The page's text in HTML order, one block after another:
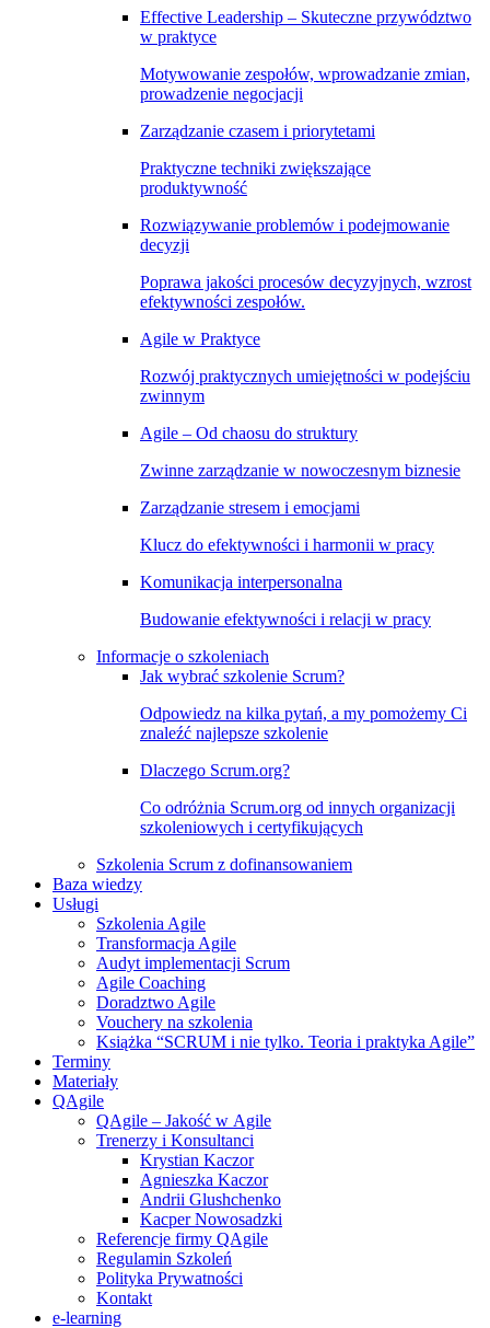
Effective Leadership – Skuteczne przywództwo
w praktyce
Motywowanie zespołów, wprowadzanie zmian,
prowadzenie negocjacji
Zarządzanie czasem i priorytetami
Praktyczne techniki zwiększające
produktywność
Rozwiązywanie problemów i podejmowanie
decyzji
Poprawa jakości procesów decyzyjnych, wzrost
efektywności zespołów.
Agile w Praktyce
Rozwój praktycznych umiejętności w podejściu
zwinnym
Agile – Od chaosu do struktury
Zwinne zarządzanie w nowoczesnym biznesie
Zarządzanie stresem i emocjami
Klucz do efektywności i harmonii w pracy
Komunikacja interpersonalna
Budowanie efektywności i relacji w pracy
Informacje o szkoleniach
Jak wybrać szkolenie Scrum?
Odpowiedz na kilka pytań, a my pomożemy Ci
znaleźć najlepsze szkolenie
Dlaczego Scrum.org?
Co odróżnia Scrum.org od innych organizacji
szkoleniowych i certyfikujących
Szkolenia Scrum z dofinansowaniem
Baza wiedzy
Usługi
Szkolenia Agile
Transformacja Agile
Audyt implementacji Scrum
Agile Coaching
Doradztwo Agile
Vouchery na szkolenia
Książka “SCRUM i nie tylko. Teoria i praktyka Agile”
Terminy
Materiały
QAgile
QAgile – Jakość w Agile
Trenerzy i Konsultanci
Krystian Kaczor
Agnieszka Kaczor
Andrii Glushchenko
Kacper Nowosadzki
Referencje firmy QAgile
Regulamin Szkoleń
Polityka Prywatności
Kontakt
e‑learning